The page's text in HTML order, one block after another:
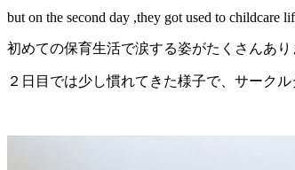
but on the second day ,they got used to childcare
初めての保育生活で涙する姿がたくさんあ
２日目では少し慣れてきた様子で、サーク